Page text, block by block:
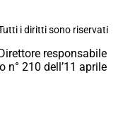
i diritti sono riservati
responsabile
n° 210 dell’11 aprile